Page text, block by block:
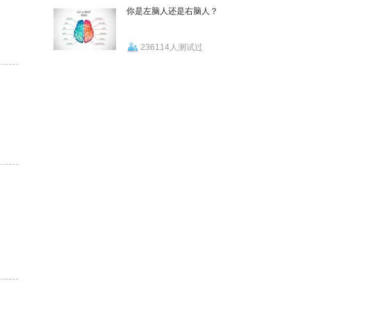
你是左脑人还是右脑人？
236114人测试过